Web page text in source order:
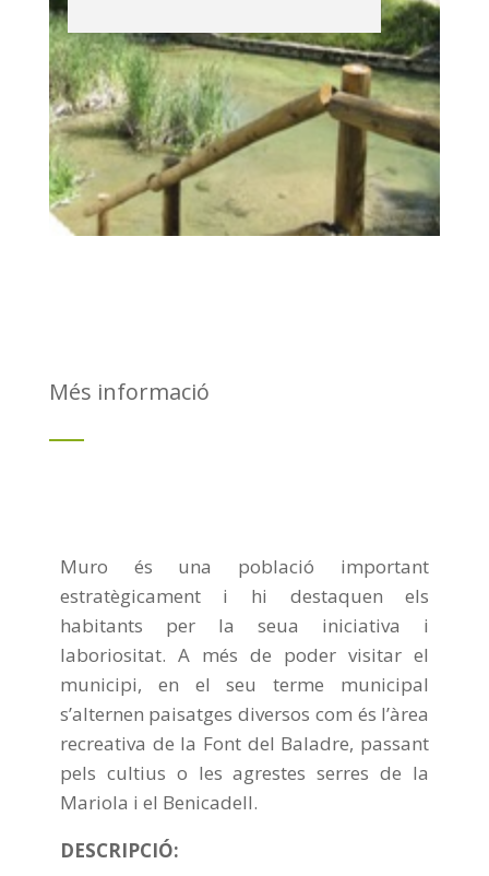
Més informació
Muro és una població important
estratègicament i hi destaquen els
habitants per la seua iniciativa i
laboriositat. A més de poder visitar el
municipi, en el seu terme municipal
s’alternen paisatges diversos com és l’àrea
recreativa de la Font del Baladre, passant
pels cultius o les agrestes serres de la
Mariola i el Benicadell.
DESCRIPCIÓ: